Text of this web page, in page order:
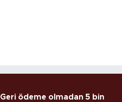
Geri ödeme olmadan 5 bin